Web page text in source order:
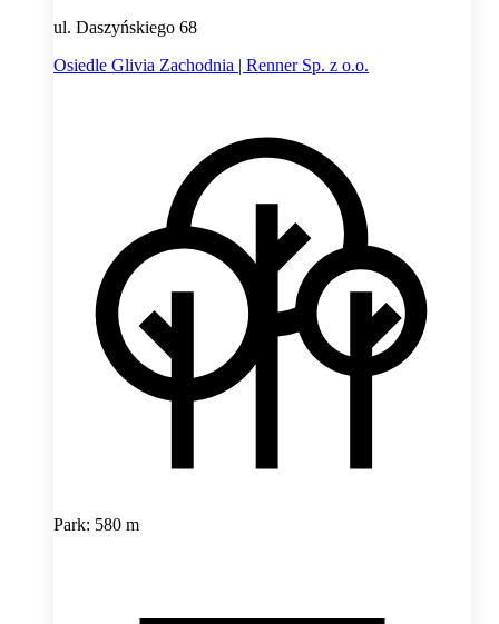
ul. Daszyńskiego 68
Osiedle Glivia Zachodnia | Renner Sp. z o.o.
Park: 580 m